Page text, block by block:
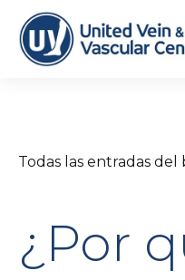
Todas las entradas del
¿Por